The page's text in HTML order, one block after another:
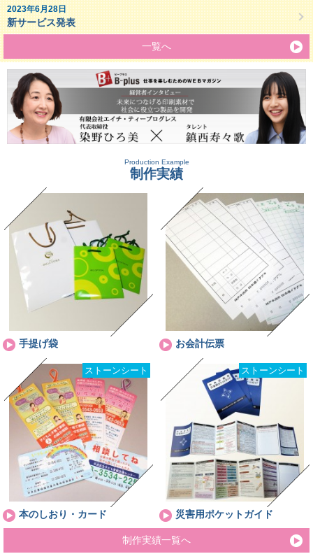
2023年6月28日
新サービス発表
一覧へ
Production Example
制作実績
手提げ袋 お会計伝票
ストーンシート
本のしおり・カード
ストーンシート
災害用ポケットガイド
制作実績一覧へ